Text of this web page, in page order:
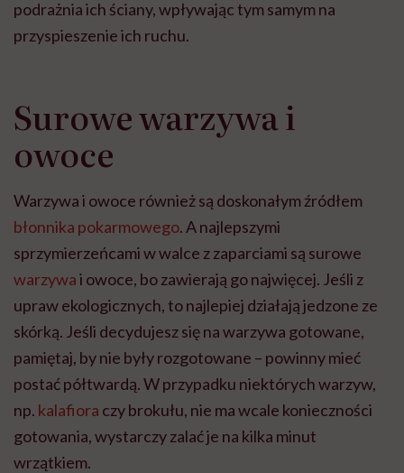
podrażnia ich ściany, wpływając tym samym na
przyspieszenie ich ruchu.
Surowe warzywa i
owoce
Warzywa i owoce również są doskonałym źródłem
błonnika pokarmowego. A najlepszymi
sprzymierzeńcami w walce z zaparciami są surowe
warzywai owoce, bo zawierają go najwięcej. Jeśli z
upraw ekologicznych, to najlepiej działają jedzone ze
skórką. Jeśli decydujesz się na warzywa gotowane,
pamiętaj, by nie były rozgotowane – powinny mieć
postać półtwardą. W przypadku niektórych warzyw,
np. kalafiora czy brokułu, nie ma wcale konieczności
gotowania, wystarczy zalać je na kilka minut
wrzątkiem.